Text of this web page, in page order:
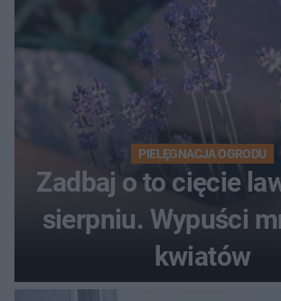
PIELĘGNACJA OGRODU
Zadbaj o to cięcie
sierpniu. Wypuści
kwiatów